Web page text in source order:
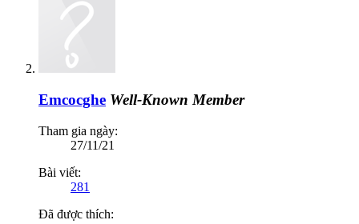
Emcocghe Well-Known Member
Tham gia ngày:
27/11/21
Bài viết:
281
Đã được thích: